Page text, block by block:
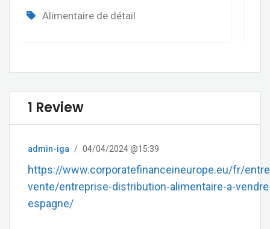
Alimentaire de détail
1 Review
admin-iga / 04/04/2024 @15:39
https://www.corporatefinanceineurope.eu/fr/
vente/entreprise-distribution-alimentaire-a-
espagne/